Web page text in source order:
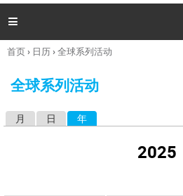

你
这
首页› 日历›全球系列活动
全球系列活动
月 日 年
2025